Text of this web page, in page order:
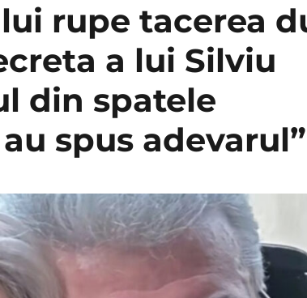
rupe tacerea
a lui Silviu
din spatele
spus adevarul”